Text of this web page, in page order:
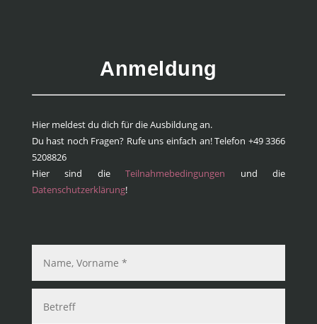
Anmeldung
Hier meldest du dich für die Ausbildung an.
Du hast noch Fragen? Rufe uns einfach an! Telefon +49 3366
5208826
Hier sind dieTeilnahmebedingungen und die
Datenschutzerklärung!